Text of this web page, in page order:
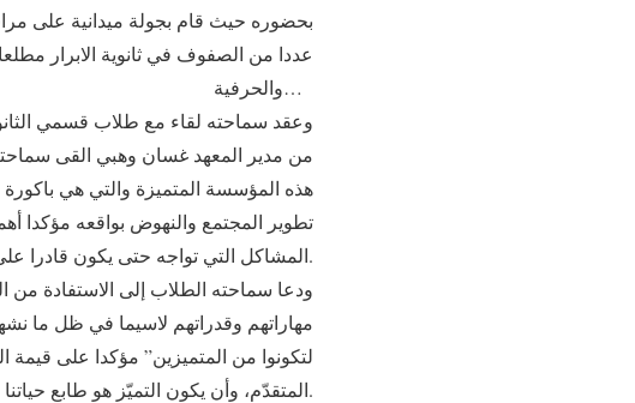
بحضوره حيث قام بجولة ميدانية على
عددا من الصفوف في ثانوية الابرار
والحرفية…
وعقد سماحته لقاء مع طلاب قسمي
من مدير المعهد غسان وهبي القى
هذه المؤسسة المتميزة والتي هي
تطوير المجتمع والنهوض بواقعه مؤكدا
المشاكل التي تواجه حتى يكون قادرا على التصدي لكل التحديات التي تواجه المجتمع.
ودعا سماحته الطلاب إلى الاستفادة من
مهاراتهم وقدراتهم لاسيما في ظل ما
لتكونوا من المتميزين” مؤكدا على قيمة
المتقدّم، وأن يكون التميّز هو طابع حياتنا في كلِّ ما نتحرك فيه.